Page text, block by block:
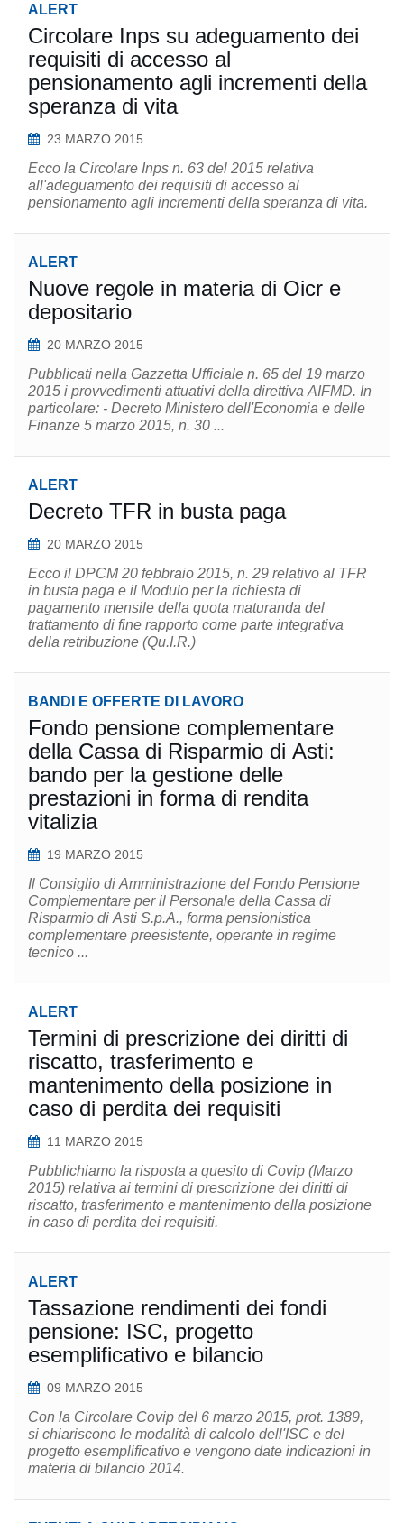
ALERT
Circolare Inps su adeguamento dei
requisiti di accesso al
pensionamento agli incrementi della
speranza di vita
23 MARZO 2015
Ecco la Circolare Inps n. 63 del 2015 relativa
all'adeguamento dei requisiti di accesso al
pensionamento agli incrementi della speranza di vita.
ALERT
Nuove regole in materia di Oicr e
depositario
20 MARZO 2015
Pubblicati nella Gazzetta Ufficiale n. 65 del 19 marzo
2015 i provvedimenti attuativi della direttiva AIFMD. In
particolare: - Decreto Ministero dell'Economia e delle
Finanze 5 marzo 2015, n. 30 ...
ALERT
Decreto TFR in busta paga
20 MARZO 2015
Ecco il DPCM 20 febbraio 2015, n. 29 relativo al TFR
in busta paga e il Modulo per la richiesta di
pagamento mensile della quota maturanda del
trattamento di fine rapporto come parte integrativa
della retribuzione (Qu.I.R.)
BANDI E OFFERTE DI LAVORO
Fondo pensione complementare
della Cassa di Risparmio di Asti:
bando per la gestione delle
prestazioni in forma di rendita
vitalizia
19 MARZO 2015
Il Consiglio di Amministrazione del Fondo Pensione
Complementare per il Personale della Cassa di
Risparmio di Asti S.p.A., forma pensionistica
complementare preesistente, operante in regime
tecnico ...
ALERT
Termini di prescrizione dei diritti di
riscatto, trasferimento e
mantenimento della posizione in
caso di perdita dei requisiti
11 MARZO 2015
Pubblichiamo la risposta a quesito di Covip (Marzo
2015) relativa ai termini di prescrizione dei diritti di
riscatto, trasferimento e mantenimento della posizione
in caso di perdita dei requisiti.
ALERT
Tassazione rendimenti dei fondi
pensione: ISC, progetto
esemplificativo e bilancio
09 MARZO 2015
Con la Circolare Covip del 6 marzo 2015, prot. 1389,
si chiariscono le modalità di calcolo dell'ISC e del
progetto esemplificativo e vengono date indicazioni in
materia di bilancio 2014.